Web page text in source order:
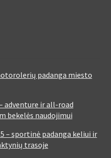
padanga miesto
adventure ir all-road
bekelės naudojimui
– sportinė padanga keliui ir
trasoje